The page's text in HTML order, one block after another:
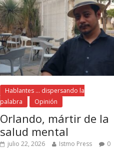
Hablantes ... dispersando la
palabra
Opinión
Orlando, mártir de la
salud mental
julio 22, 2026 Istmo Press 0